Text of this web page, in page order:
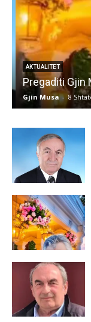
AKTUALITET
Pregaditi Gjin
Gjin Musa - 8